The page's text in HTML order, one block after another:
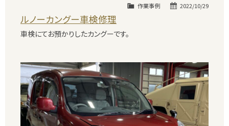
2022/10/29
作業事例
ルノーカングー車検修理
車検にてお預かりしたカングーです。